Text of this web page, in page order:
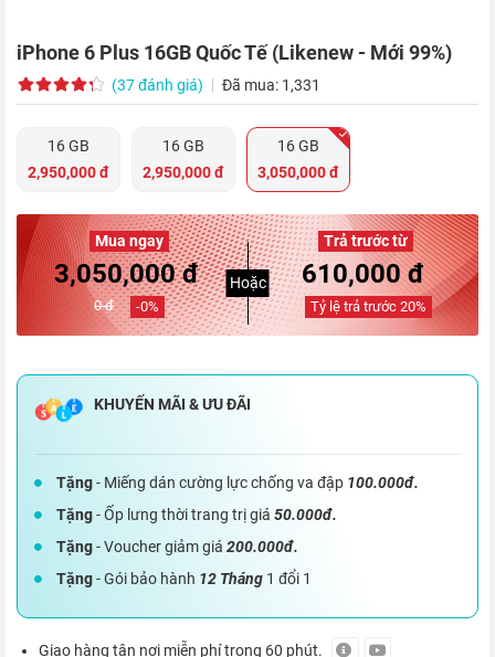
iPhone 6 Plus 16GB Quốc Tế (Likenew - Mới 99%)
(37 đánh giá) Đã mua: 1,331
16 GB
2,950,000 đ
16 GB
2,950,000 đ
16 GB
3,050,000 đ
Mua ngay
3,050,000 đ
0 đ -0%
Hoặc
Trả trước từ
610,000 đ
Tỷ lệ trả trước20%
Tặng- Miếng dán cường lực chống va đập 100.000đ.
Tặng- Ốp lưng thời trang trị giá 50.000đ.
Tặng- Voucher giảm giá 200.000đ.
Tặng- Gói bảo hành 12 Tháng 1 đổi 1
Giao hàng tận nơi miễn phí trong 60 phút.